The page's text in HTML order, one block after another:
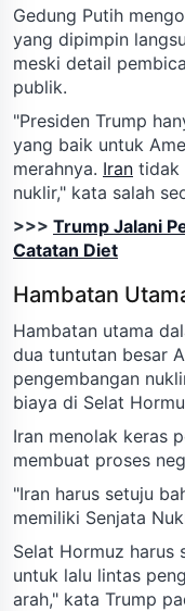
Gedung Putih
yang dipimpin
meski detail
publik.
"Presiden Trump
yang baik untuk
merahnya. Iran tidak
nuklir," kata salah
>>> Trump Jalani
Catatan Diet
Hambatan
Hambatan utama
dua tuntutan besar
pengembangan
biaya di Selat
Iran menolak keras
membuat proses
"Iran harus setuju
memiliki Senjata
Selat Hormuz harus
untuk lalu lintas
arah," kata Trump